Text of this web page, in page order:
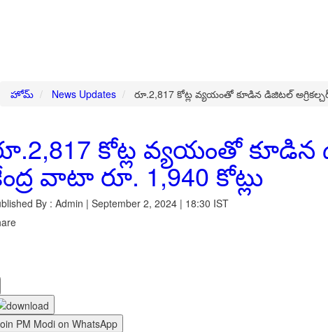
హోమ్ News Updates రూ.2,817 కోట్ల వ్యయంతో కూడిన డిజిటల్
కోట్ల వ్యయంతో
వాటా రూ. 1,940 కోట్లు
By : Admin | September 2, 2024 | 18:30 IST
PM Modi on WhatsApp